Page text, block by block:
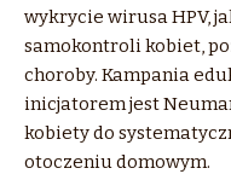
wykrycie wirusa HPV,
samokontroli kobiet,
choroby. Kampania
inicjatorem jest
kobiety do
otoczeniu domowym.